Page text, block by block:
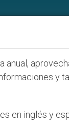
en Tierra
anual,
y
en inglés y